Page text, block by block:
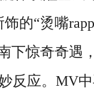
饰的“烫嘴
下惊奇奇遇
反应。 MV